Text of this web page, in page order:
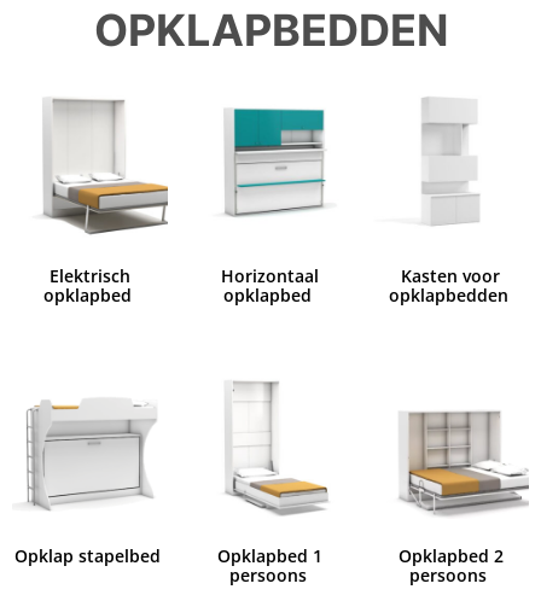
OPKLAPBEDDEN
Elektrisch
opklapbed
Horizontaal
opklapbed
Kasten voor
opklapbedden
Opklap stapelbed
Opklapbed 1
persoons
Opklapbed 2
persoons